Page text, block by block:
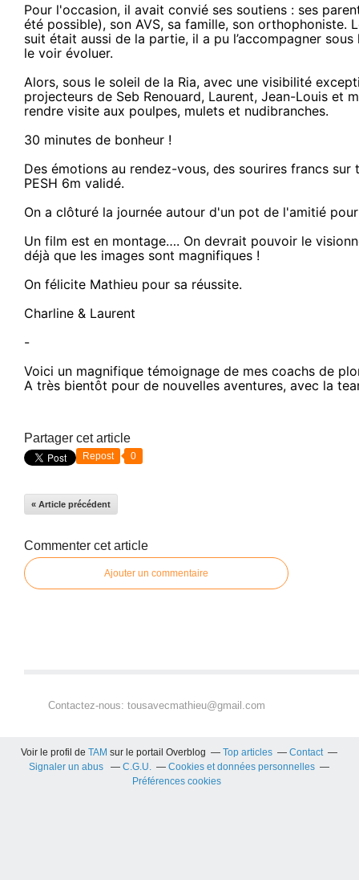
Pour l'occasion, il avait convié ses soutiens : ses
été possible), son AVS, sa famille, son orthophoniste.
suit était aussi de la partie, il a pu l’accompagner sous
le voir évoluer.
Alors, sous le soleil de la Ria, avec une visibilité
projecteurs de Seb Renouard, Laurent, Jean-Louis et
rendre visite aux poulpes, mulets et nudibranches.
30 minutes de bonheur !
Des émotions au rendez-vous, des sourires francs sur
PESH 6m validé.
On a clôturé la journée autour d'un pot de l'amitié
Un film est en montage…. On devrait pouvoir le
déjà que les images sont magnifiques !
On félicite Mathieu pour sa réussite.
Charline & Laurent
-
Voici un magnifique témoignage de mes coachs de
A très bientôt pour de nouvelles aventures, avec la
Partager cet article
Repost 0
« Article précédent
Commenter cet article
Ajouter un commentaire
Contactez-nous: tousavecmathieu@gmail.com
Voir le profil deTAM sur le portail Overblog Top articles
Contact
Signaler un abus
C.G.U.
Cookies et données personnelles
Préférences cookies